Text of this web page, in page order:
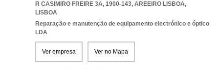
R CASIMIRO FREIRE 3A, 1900-143, AREEIRO LISBOA,
LISBOA
Reparação e manutenção de equipamento electrónico e óptico
LDA
Ver empresa Ver no Mapa